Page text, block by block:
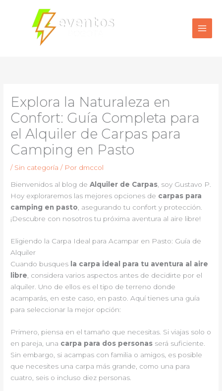
contenido
Explora la Naturaleza en
Confort: Guía Completa para
el Alquiler de Carpas para
Camping en Pasto
/ Sin categoría / Por dmccol
Bienvenidos al blog deAlquiler de Carpas, soy Gustavo P.
Hoy exploraremos las mejores opciones de carpas para
camping en pasto, asegurando tu confort y protección.
¡Descubre con nosotros tu próxima aventura al aire libre!
Eligiendo la Carpa Ideal para Acampar en Pasto: Guía de
Alquiler
Cuando busques la carpa ideal para tu aventura al aire
libre , considera varios aspectos antes de decidirte por el
alquiler. Uno de ellos es el tipo de terreno donde
acamparás, en este caso, en pasto. Aquí tienes una guía
para seleccionar la mejor opción:
Primero, piensa en el tamaño que necesitas. Si viajas solo o
en pareja, una carpa para dos personas será suficiente.
Sin embargo, si acampas con familia o amigos, es posible
que necesites una carpa más grande, como una para
cuatro, seis o incluso diez personas.